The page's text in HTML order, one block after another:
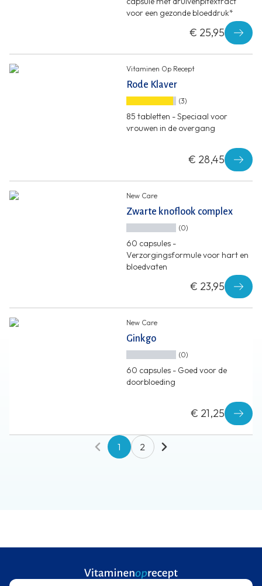
voor een gezonde bloeddruk*
€ 25,95
Vitaminen Op Recept
Rode Klaver
(3)
85 tabletten - Speciaal voor
vrouwen in de overgang
€ 28,45
New Care
Zwarte knoflook complex
(0)
60 capsules -
Verzorgingsformule voor hart en
bloedvaten
€ 23,95
New Care
Ginkgo
(0)
60 capsules - Goed voor de
doorbloeding
€ 21,25
1 2